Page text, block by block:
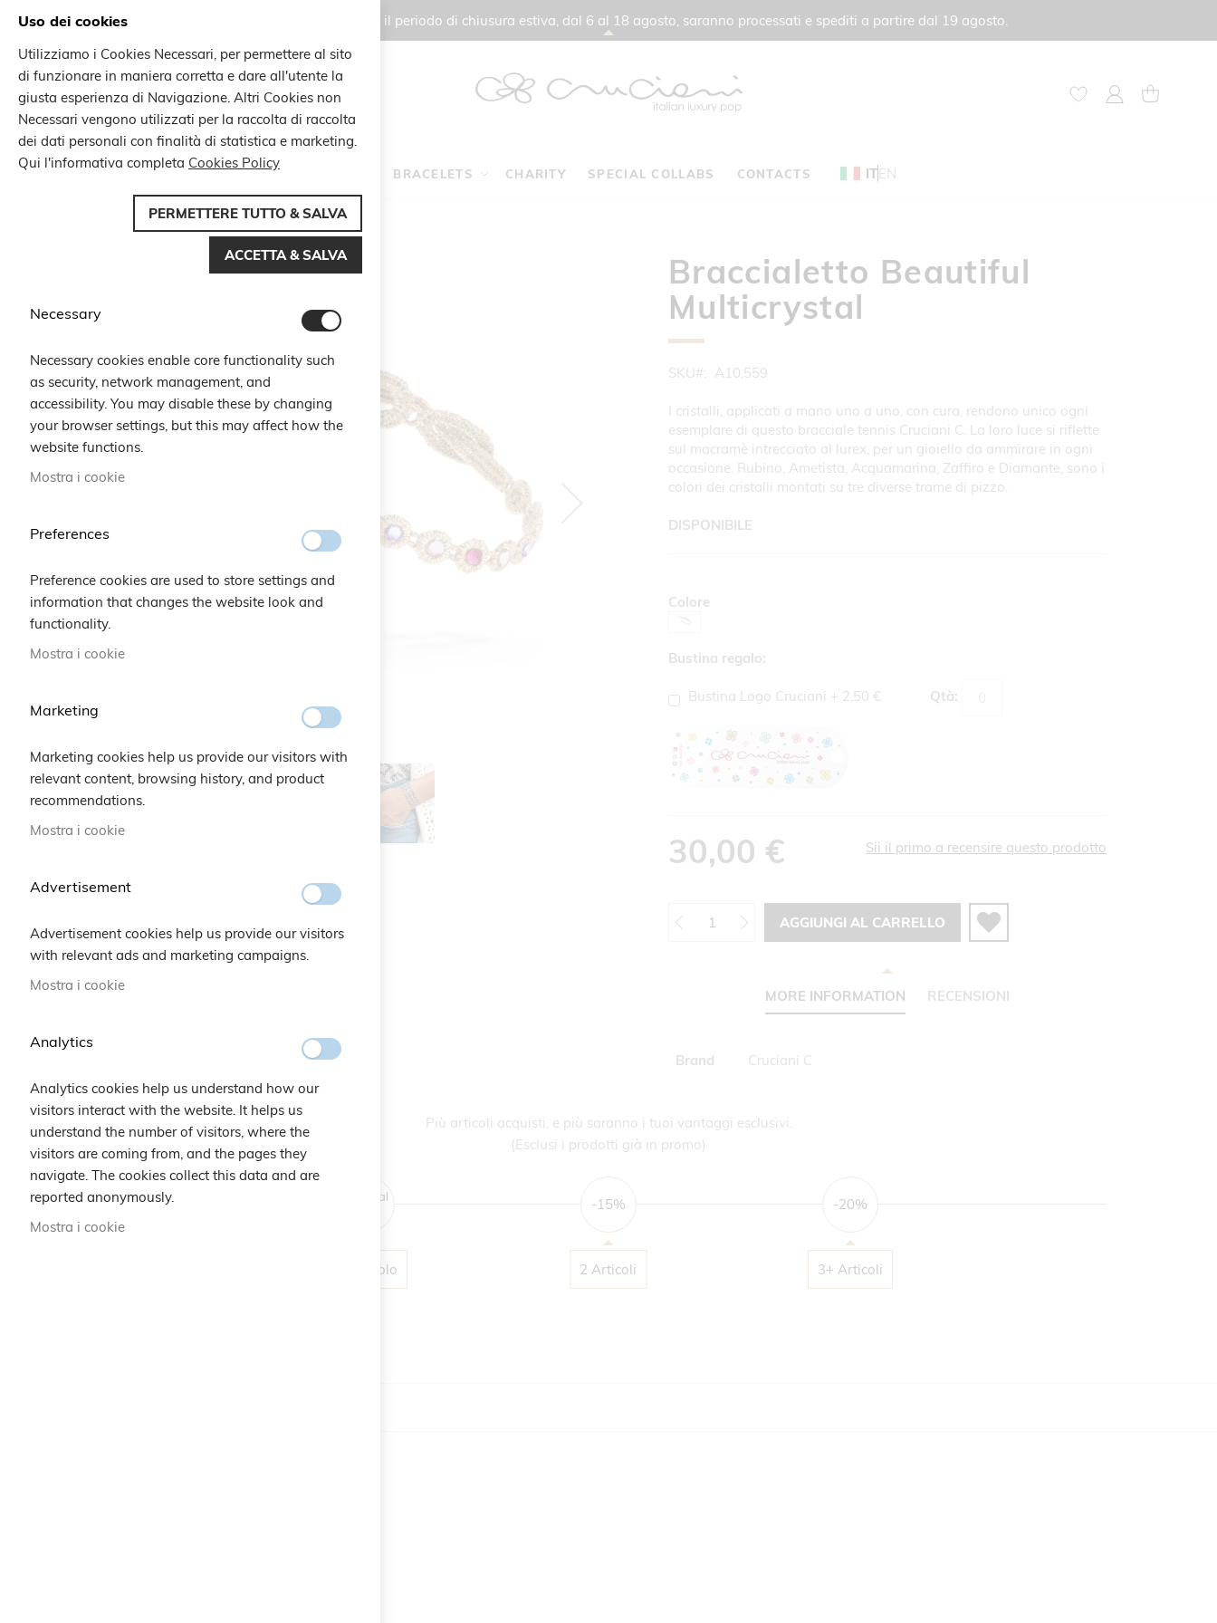
Gli ordini effettuati durante il periodo di chiusura estiva, dal 6 al 18 agosto, saranno processati e spediti a partire dal 19 agosto.
My Account
Carrello
Search
BRACELETS CHARITY SPECIAL COLLABS CONTACTS ITEN
Home Braccialetto Beautiful Multicrystal
Braccialetto Beautiful
Multicrystal
SKU A10.559
I cristalli, applicati a mano uno a uno, con cura, rendono unico ogni
esemplare di questo bracciale tennis Cruciani C. La loro luce si riflette
sul macramè intrecciato al lurex, per un gioiello da ammirare in ogni
occasione. Rubino, Ametista, Acquamarina, Zaffiro e Diamante, sono i
colori dei cristalli montati su tre diverse trame di pizzo.
DISPONIBILE
Colore
Bustina regalo:
Bustina Logo Cruciani + 2,50 € Qtà:
30,00 € Sii il primo a recensire questo prodotto
AGGIUNGI AL CARRELLO
MORE INFORMATION
Maggiori
Brand Cruciani C
RECENSIONI
di
immagini
all'inizio
di
immagini
Più articoli acquisti, e più saranno i tuoi vantaggi esclusivi.
(Esclusi i prodotti già in promo)
Original
1 Articolo
-15%
2 Articoli
-20%
3+ Articoli
Uso dei cookies
Utilizziamo i Cookies Necessari, per permettere al sito
di funzionare in maniera corretta e dare all'utente la
giusta esperienza di Navigazione. Altri Cookies non
Necessari vengono utilizzati per la raccolta di raccolta
dei dati personali con finalità di statistica e marketing.
Qui l'informativa completa Cookies Policy
PERMETTERE TUTTO & SALVA
ACCETTA & SALVA
Necessary
Necessary cookies enable core functionality such
as security, network management, and
accessibility. You may disable these by changing
your browser settings, but this may affect how the
website functions.
Mostra i cookie
Preferences
Preference cookies are used to store settings and
information that changes the website look and
functionality.
Mostra i cookie
Marketing
Marketing cookies help us provide our visitors with
relevant content, browsing history, and product
recommendations.
Mostra i cookie
Advertisement
Advertisement cookies help us provide our visitors
with relevant ads and marketing campaigns.
Mostra i cookie
Analytics
Analytics cookies help us understand how our
visitors interact with the website. It helps us
understand the number of visitors, where the
visitors are coming from, and the pages they
navigate. The cookies collect this data and are
reported anonymously.
Mostra i cookie